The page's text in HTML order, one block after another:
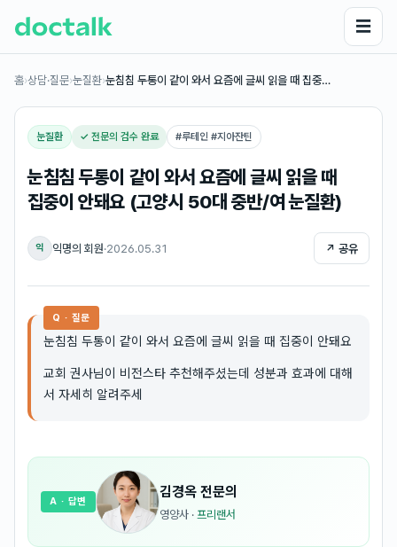
☰
홈›상담·질문›눈질환›눈침침 두통이 같이 와서 요즘에 글씨 읽을 때 집중…
눈질환 ✓ 전문의 검수 완료 #루테인 #지아잔틴
눈침침 두통이 같이 와서 요즘에 글씨 읽을 때
집중이 안돼요 (고양시 50대 중반/여 눈질환)
익 익명의 회원·2026.05.31 ↗ 공유
Q · 질문
눈침침 두통이 같이 와서 요즘에 글씨 읽을 때 집중이 안돼요
교회 권사님이 비전스타 추천해주셨는데 성분과 효과에 대해
서 자세히 알려주세
김경옥 전문의
영양사 · 프리랜서
A · 답변